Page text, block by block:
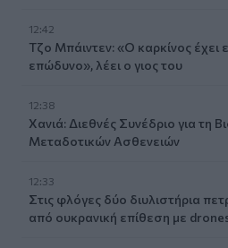
12:42
Τζο Μπάιντεν: «Ο καρκίνος έχει
επώδυνο», λέει ο γιος του
12:38
Χανιά: Διεθνές Συνέδριο για τη
Μεταδοτικών Ασθενειών
12:33
Στις φλόγες δύο διυλιστήρια
από ουκρανική επίθεση με